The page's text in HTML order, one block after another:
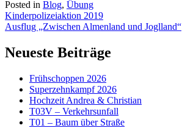
Sanitätsbeauftragte
für die
Ausarbeitung
dieser Übung!
Posted in Blog, Übung
Beitragsnavigation
Kinderpolizeiaktion 2019
Ausflug „Zwischen Almenland und Joglland“
Neueste Beiträge
Frühschoppen 2026
Superzehnkampf 2026
Hochzeit Andrea & Christian
T03V – Verkehrsunfall
T01 – Baum über Straße